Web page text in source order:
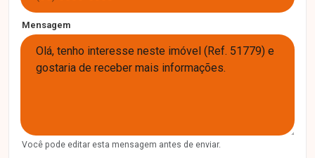
Mensagem
Você pode editar esta mensagem antes de enviar.